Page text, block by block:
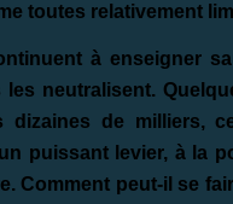
toutes relativement
à enseigner
neutralisent.
dizaines de milliers,
puissant levier, à la
Comment peut-il se